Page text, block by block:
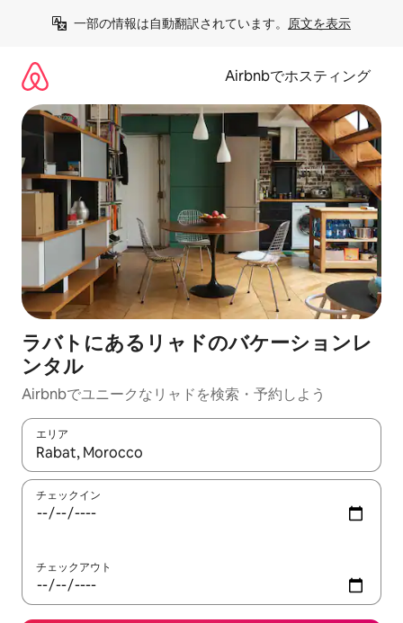
一部の情報は自動翻訳されています。 原文を表示
Airbnbでホスティング
ラバトにあるリャドのバケーションレ
ンタル
Airbnbでユニークなリャドを検索・予約しよう
エリア
検索結果が表示されたら、上下の矢印キーを使って移動するか
チェックイン
チェックアウト